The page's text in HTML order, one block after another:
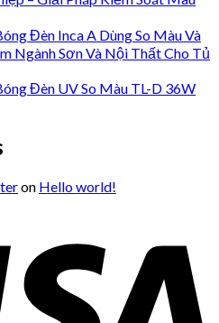
Đèn Inca A Dùng So Màu Và
Ngành Sơn Và Nội Thất Cho Tủ
Đèn UV So Màu TL-D 36W
on Hello world!